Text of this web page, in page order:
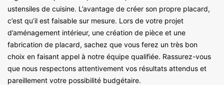
ustensiles de cuisine. L’avantage de créer son propre placard,
c’est qu’il est faisable sur mesure. Lors de votre projet
d’aménagement intérieur, une création de pièce et une
fabrication de placard, sachez que vous ferez un très bon
choix en faisant appel à notre équipe qualifiée. Rassurez-vous
que nous respectons attentivement vos résultats attendus et
pareillement votre possibilité budgétaire.